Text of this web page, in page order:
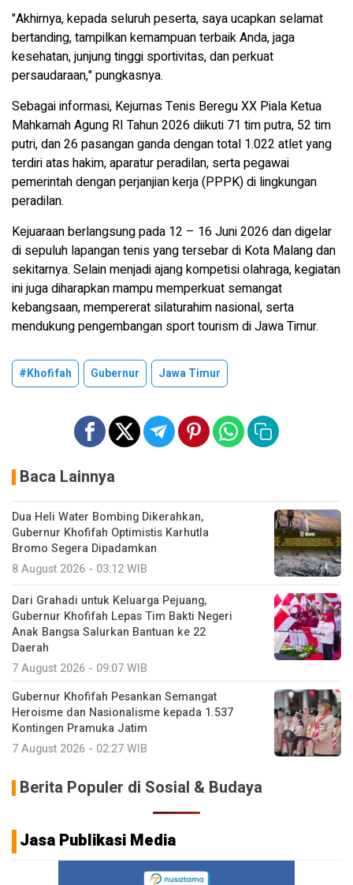
"Akhirnya, kepada seluruh peserta, saya ucapkan selamat
bertanding, tampilkan kemampuan terbaik Anda, jaga
kesehatan, junjung tinggi sportivitas, dan perkuat
persaudaraan," pungkasnya.
Sebagai informasi, Kejurnas Tenis Beregu XX Piala Ketua
Mahkamah Agung RI Tahun 2026 diikuti 71 tim putra, 52 tim
putri, dan 26 pasangan ganda dengan total 1.022 atlet yang
terdiri atas hakim, aparatur peradilan, serta pegawai
pemerintah dengan perjanjian kerja (PPPK) di lingkungan
peradilan.
Kejuaraan berlangsung pada 12 – 16 Juni 2026 dan digelar
di sepuluh lapangan tenis yang tersebar di Kota Malang dan
sekitarnya. Selain menjadi ajang kompetisi olahraga, kegiatan
ini juga diharapkan mampu memperkuat semangat
kebangsaan, mempererat silaturahim nasional, serta
mendukung pengembangan sport tourism di Jawa Timur.
#Khofifah Gubernur Jawa Timur
Baca Lainnya
Dua Heli Water Bombing Dikerahkan,
Gubernur Khofifah Optimistis Karhutla
Bromo Segera Dipadamkan
8 August 2026 - 03:12 WIB
Dari Grahadi untuk Keluarga Pejuang,
Gubernur Khofifah Lepas Tim Bakti Negeri
Anak Bangsa Salurkan Bantuan ke 22
Daerah
7 August 2026 - 09:07 WIB
Gubernur Khofifah Pesankan Semangat
Heroisme dan Nasionalisme kepada 1.537
Kontingen Pramuka Jatim
7 August 2026 - 02:27 WIB
Berita Populer di Sosial & Budaya
Jasa Publikasi Media